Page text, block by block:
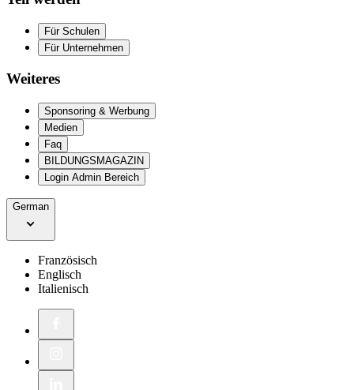
Für Schulen
Für Unternehmen
Weiteres
Sponsoring & Werbung
Medien
Faq
BILDUNGSMAGAZIN
Login Admin Bereich
German
Französisch
Englisch
Italienisch